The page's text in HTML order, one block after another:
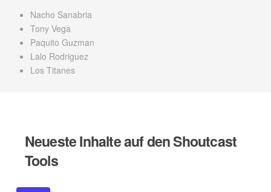
Nacho Sanabria
Tony Vega
Paquito Guzman
Lalo Rodriguez
Los Titanes
Neueste Inhalte auf den Shoutcast
Tools